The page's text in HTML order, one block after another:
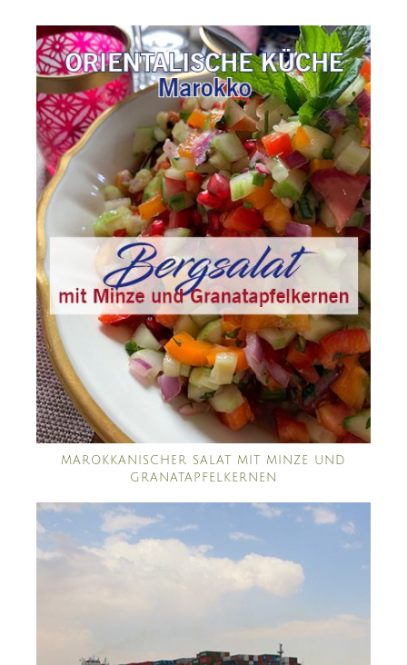
MAROKKANISCHER SALAT MIT MINZE UND
GRANATAPFELKERNEN